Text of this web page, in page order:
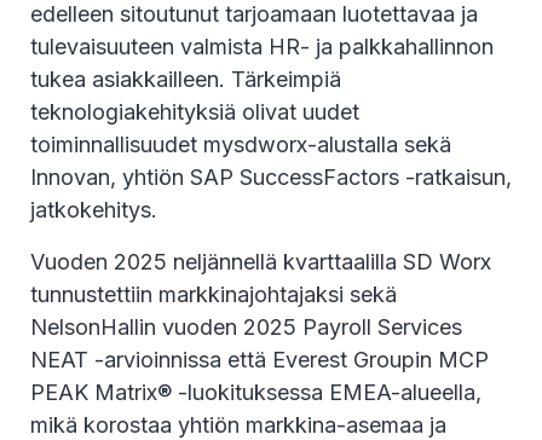
edelleen sitoutunut tarjoamaan luotettavaa ja
tulevaisuuteen valmista HR- ja palkkahallinnon
tukea asiakkailleen. Tärkeimpiä
teknologiakehityksiä olivat uudet
toiminnallisuudet mysdworx-alustalla sekä
Innovan, yhtiön SAP SuccessFactors -ratkaisun,
jatkokehitys.
Vuoden 2025 neljännellä kvarttaalilla SD Worx
tunnustettiin markkinajohtajaksi sekä
NelsonHallin vuoden 2025 Payroll Services
NEAT -arvioinnissa että Everest Groupin MCP
PEAK Matrix® -luokituksessa EMEA-alueella,
mikä korostaa yhtiön markkina-asemaa ja